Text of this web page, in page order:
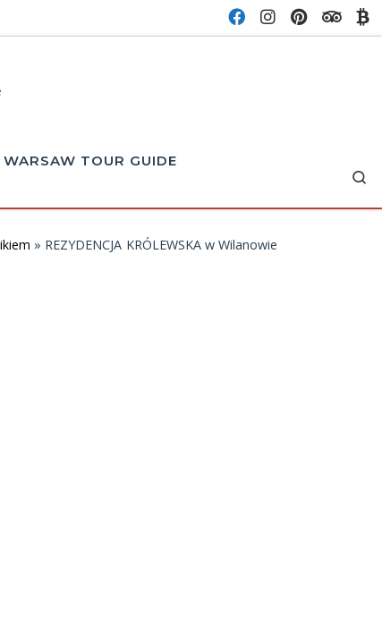
WARSAW TOUR GUIDE
» REZYDENCJA KRÓLEWSKA w Wilanowie